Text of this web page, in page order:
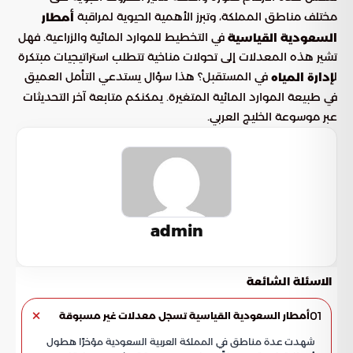
مختلف مناطق المملكة، وتبرز الأهمية الحيوية لمراقبة أمطار
السعودية القياسية في التخطيط للموارد المائية والزراعية. فهل
تشير هذه المعدلات إلى تحولات مناخية تتطلب استراتيجيات مبتكرة
لإدارة المياه في المستقبل؟ هذا سؤال يستدعي التأمل العميق
في طبيعة الموارد المائية المتغيرة. يمكنكم متابعة آخر التحديثات
عبر موسوعة الخليج العربي.
admin
الاسئلة الشائعة
01أمطار السعودية القياسية تسجل معدلات غير مسبوقة
شهدت عدة مناطق في المملكة العربية السعودية مؤخرًا هطول